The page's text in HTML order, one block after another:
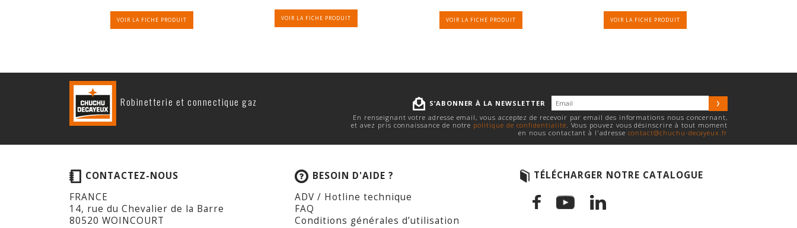
VOIR LA FICHE PRODUIT VOIR LA FICHE PRODUIT VOIR LA FICHE PRODUIT VOIR LA FICHE PRODUIT
Robinetterie et connectique gaz
S’ABONNER À LA NEWSLETTER
En renseignant votre adresse email, vous acceptez de recevoir par email des informations nous concernant,
et avez pris connaissance de notre politique de confidentialité . Vous pouvez vous désinscrire à tout moment
en nous contactant à l'adresse contact@chuchu-decayeux.fr
CONTACTEZ-NOUS
FRANCE
14, rue du Chevalier de la Barre
80520 WOINCOURT
BESOIN D'AIDE ?
ADV / Hotline technique
FAQ
Conditions générales d’utilisation
TÉLÉCHARGER NOTRE CATALOGUE